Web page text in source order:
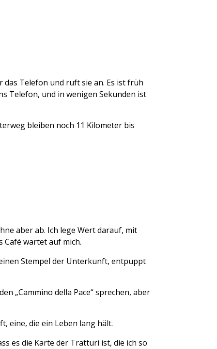
Telefon und ruft sie an. Es ist früh
Telefon, und in wenigen Sekunden ist
bleiben noch 11 Kilometer bis
aber ab. Ich lege Wert darauf, mit
Café wartet auf mich.
Stempel der Unterkunft, entpuppt
„Cammino della Pace“ sprechen, aber
eine, die ein Leben lang hält.
es die Karte der Tratturi ist, die ich so